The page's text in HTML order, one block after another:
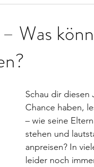
Was
Schau dir diesen
Chance haben,
– wie seine
stehen und
anpreisen? In
leider noch